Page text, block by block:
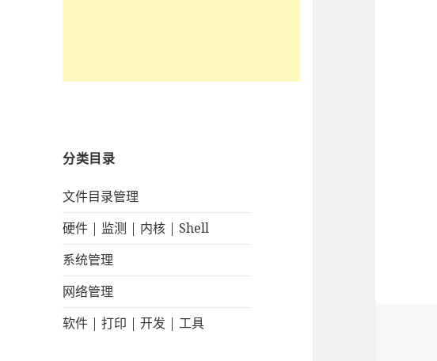
分类目录
文件目录管理
硬件 | 监测 | 内核 | Shell
系统管理
网络管理
软件 | 打印 | 开发 | 工具